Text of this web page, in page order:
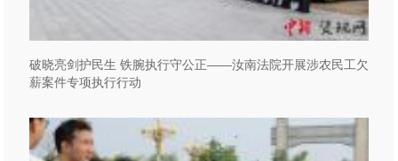
破晓亮剑护民生 铁腕执行守公正——汝南法院开展涉农民工欠
薪案件专项执行行动